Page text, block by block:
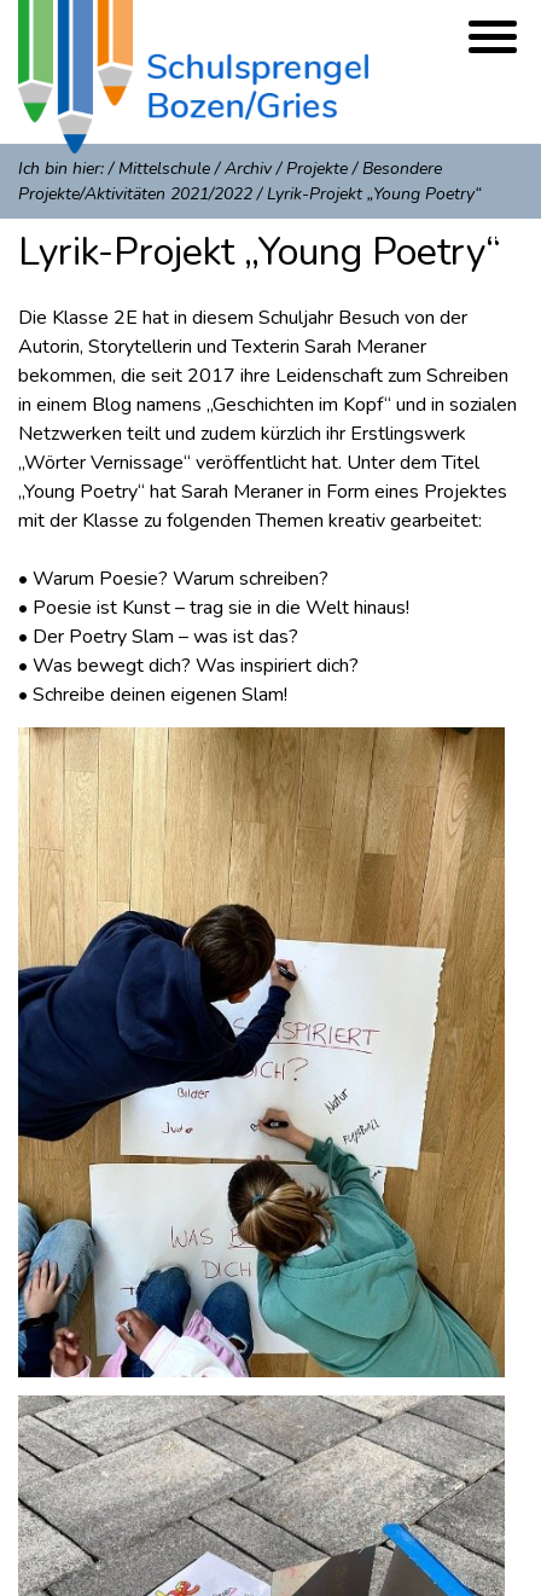
Ich bin hier:/Mittelschule/Archiv/Projekte/Besondere
Projekte/Aktivitäten 2021/2022/Lyrik-Projekt „Young Poetry“
Lyrik-Projekt „Young Poetry“
Die Klasse 2E hat in diesem Schuljahr Besuch von der
Autorin, Storytellerin und Texterin Sarah Meraner
bekommen, die seit 2017 ihre Leidenschaft zum Schreiben
in einem Blog namens „Geschichten im Kopf“ und in sozialen
Netzwerken teilt und zudem kürzlich ihr Erstlingswerk
„Wörter Vernissage“ veröffentlicht hat. Unter dem Titel
„Young Poetry“ hat Sarah Meraner in Form eines Projektes
mit der Klasse zu folgenden Themen kreativ gearbeitet:
• Warum Poesie? Warum schreiben?
• Poesie ist Kunst – trag sie in die Welt hinaus!
• Der Poetry Slam – was ist das?
• Was bewegt dich? Was inspiriert dich?
• Schreibe deinen eigenen Slam!